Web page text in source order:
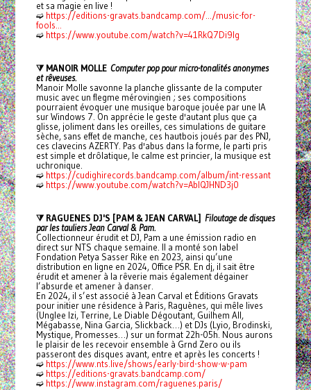
et sa magie en live !
➫ https://editions-gravats.bandcamp.com/.../music-for-
fools...
➫ https://www.youtube.com/watch?v=41RkQ7Di9lg
⧩ MANOIR MOLLE Computer pop pour micro-tonalités anonymes
et rêveuses.
Manoir Molle savonne la planche glissante de la computer
music avec un flegme mérovingien ; ses compositions
pourraient évoquer une musique baroque jouée par une IA
sur Windows 7. On apprécie le geste d'autant plus que ça
glisse, joliment dans les oreilles, ces simulations de guitare
sèche, sans effet de manche, ces hautbois joués par des PNJ,
ces clavecins AZERTY. Pas d'abus dans la forme, le parti pris
est simple et drôlatique, le calme est princier, la musique est
uchronique.
➫ https://cudighirecords.bandcamp.com/album/int-ressant
➫ https://www.youtube.com/watch?v=AbIQJHND3j0
⧩ RAGUENES DJ'S [PAM & JEAN CARVAL] Filoutage de disques
par les tauliers Jean Carval & Pam.
Collectionneur érudit et DJ, Pam a une émission radio en
direct sur NTS chaque semaine. Il a monté son label
Fondation Petya Sasser Rike en 2023, ainsi qu’une
distribution en ligne en 2024, Office PSR. En dj, il sait être
érudit et amener à la rêverie mais également dégainer
l’absurde et amener à danser.
En 2024, il s’est associé à Jean Carval et Éditions Gravats
pour initier une résidence à Paris, Raguènes, qui mêle lives
(Unglee Izi, Terrine, Le Diable Dégoutant, Guilhem All,
Mégabasse, Nina Garcia, Slickback…) et DJs (Lyio, Brodinski,
Mystique, Promesses…) sur un format 22h-05h. Nous aurons
le plaisir de les recevoir ensemble à Grnd Zero ou ils
passeront des disques avant, entre et après les concerts !
➫ https://www.nts.live/shows/early-bird-show-w-pam
➫ https://editions-gravats.bandcamp.com/
➫ https://www.instagram.com/raguenes.paris/